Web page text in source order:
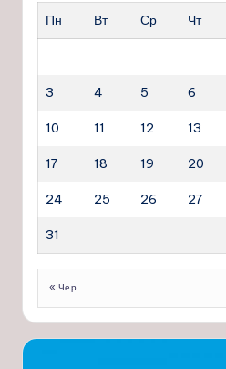
Пн
Вт Ср Чт
3 4 5 6
10 11 12 13
17 18 19 20
24 25 26 27
31
« Чер